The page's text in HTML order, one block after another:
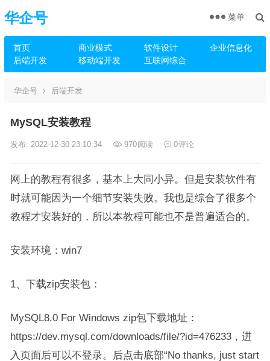
华企号
首页 商业模式 软件设计
企业信息化
后端开发
移动端开发 互联网综合
菜单
华企号 后端开发
MySQL安装教程
发布: 2022-12-30 23:10:34 970阅读 0评论
网上的教程有很多，基本上大同小异。但是安装软件有
时就可能因为一个细节安装失败。我也是综合了很多个
教程才安装好的，所以本教程可能也不是普遍适合的。
安装环境：win7
1、下载zip安装包：
MySQL8.0 For Windows zip包下载地址：
https://dev.mysql.com/downloads/file/?id=476233，进
入页面后可以不登录。后点击底部“No thanks, just start